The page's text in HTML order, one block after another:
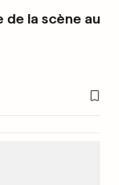
de la scène au